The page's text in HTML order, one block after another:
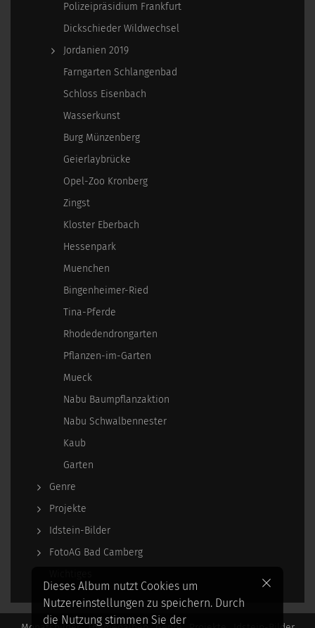
Polizeipräsidium Frankfurt
Dickschieder Wildwechsel
Jordanien 2019
Farngarten Schlangenbad
Schloss Eisenbach
Wasserkunst
Burg Münzenberg
Geierlaybrücke
Opel-Zoo Kronberg
Zingst
Kloster Eberbach
Hessenpark
Muenchen
Bingenheimer-Ried
Tina-Pferde
Rhodedendrongarten
Pflanzen-im-Garten
Mueck
Nabu Baumpflanzaktion
Nabu Schwalbennester
Kaub
Garten
Genre
Projekte
Idstein-Bilder
FotoAG Bad Camberg
Dieses Album nutzt Cookies um
Nutzereinstellungen zu speichern. Durch
die Nutzung stimmen Sie der